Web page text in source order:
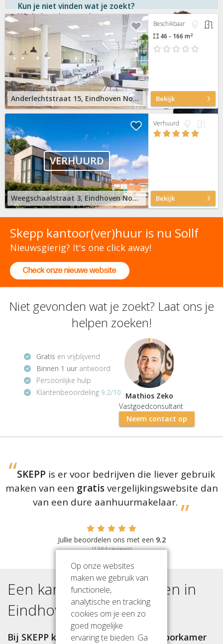
Kun je niet vinden wat je zoekt?
We helpen je graag!
Gratis
en vrijblijvend
Binnen 1 uurantwoord
Persoonlijke hulp
Neem contact op
Anderlechtstraat 15, Eindhoven Noord
Beschikbaar
46 - 166 m2
Bekijk
Weegschaalstraat 3, Eindhoven Noord
VERHUURD
Verhuurd
Bekijk
Skepp kantoor(ver)huur is nu Sollf
Nieuwsgierig? It's one click away!
Check onze nieuwe website
Niet gevonden wat je zoekt? Laat ons je
helpen zoeken!
Gratis en vrijblijvend
Binnen 1 uur antwoord
Persoonlijke hulp
Klantenbeoordeling 9.2/10 Mathios Zeko
Vastgoedconsultant
Neem contact op
SKEPP is er voor bedrijven die liever gebruik
maken van een gratisvergelijkingswebsite dan
van een dure aanhuurmakelaar.
Jullie beoordelen ons met een 9.2
(1364reviews)
Een kantoorruimte huren in
Eindhoven Noord?
Bij SKEPP kun je een werkplek, kantoorkamer
Op onze websites
maken we gebruik van
functionele,
analytische en tracking
cookies om je een zo
goed mogelijke
ervaring te bieden. Ga